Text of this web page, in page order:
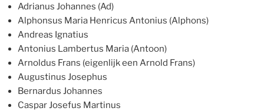
Adrianus Johannes (Ad)
Alphonsus Maria Henricus Antonius (Alphons)
Andreas Ignatius
Antonius Lambertus Maria (Antoon)
Arnoldus Frans (eigenlijk een Arnold Frans)
Augustinus Josephus
Bernardus Johannes
Caspar Josefus Martinus